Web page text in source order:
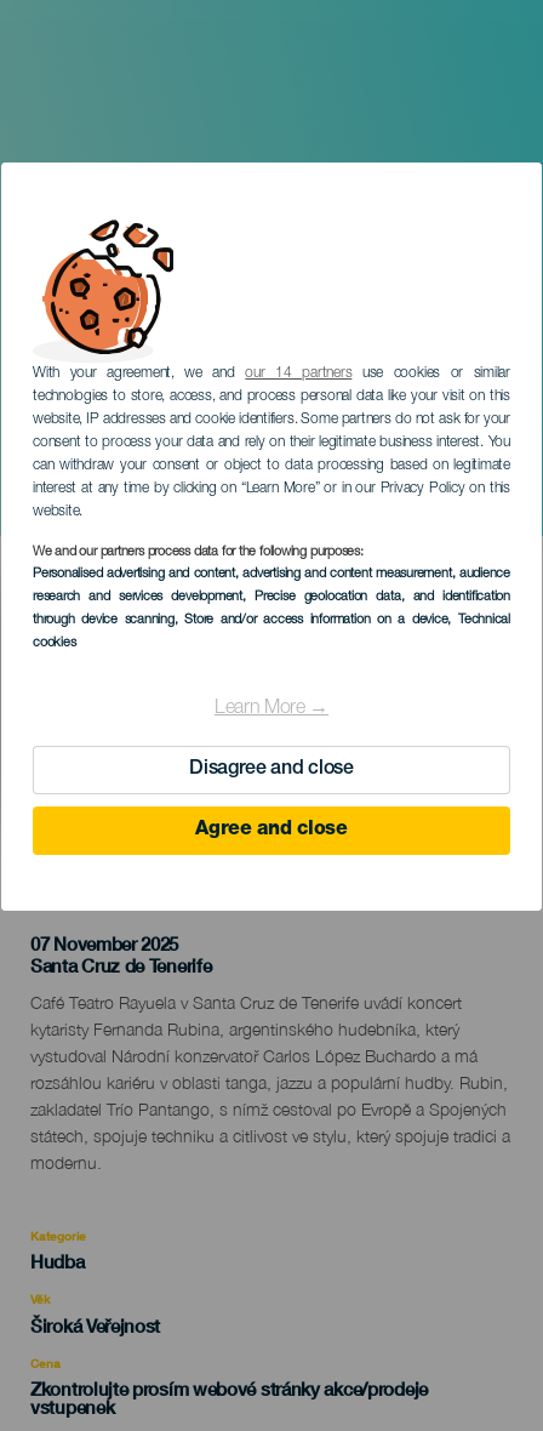
With your agreement, we andour 14 partnersuse cookies or similar
technologies to store, access, and process personal data like your visit on this
website, IP addresses and cookie identifiers. Some partners do not ask for your
consent to process your data and rely on their legitimate business interest. You
can withdraw your consent or object to data processing based on legitimate
interest at any time by clicking on “Learn More” or in our Privacy Policy on this
website.
We and our partners process data for the following purposes:
Personalised advertising and content, advertising and content measurement, audience
research and services development, Precise geolocation data, and identification
through device scanning, Store and/or access information on a device, Technical
cookies
Learn More →
Disagree and close
Agree and close
Fernando Rubín na koncertě
TENERIFE
Imagen
Listado
07 November 2025
Localidad
Santa Cruz de Tenerife
Descripción
del
evento
Café Teatro Rayuela v Santa Cruz de Tenerife uvádí koncert
kytaristy Fernanda Rubina, argentinského hudebníka, který
vystudoval Národní konzervatoř Carlos López Buchardo a má
rozsáhlou kariéru v oblasti tanga, jazzu a populární hudby. Rubin,
zakladatel Trío Pantango, s nímž cestoval po Evropě a Spojených
státech, spojuje techniku a citlivost ve stylu, který spojuje tradici a
modernu.
Kategorie
Categoría
evento
Hudba
Věk
Edad
Recomendada
Široká Veřejnost
Cena
Zkontrolujte prosím webové stránky akce/prodeje
vstupenek